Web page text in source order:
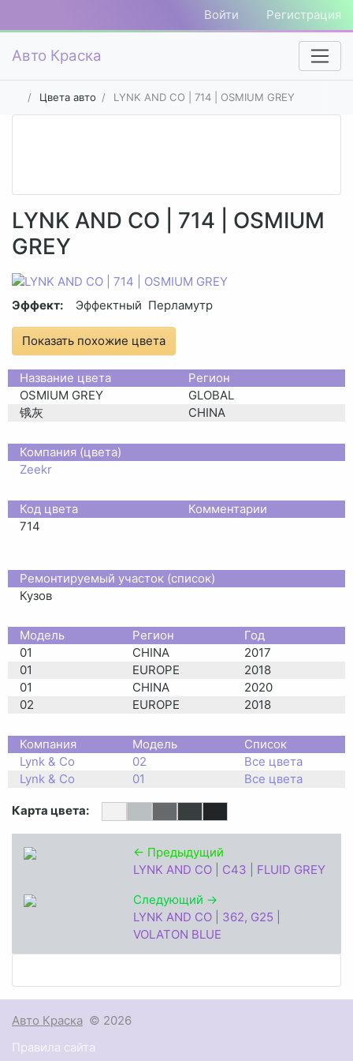
Войти Регистрация
Авто Краска
Цвета авто LYNK AND CO | 714 | OSMIUM GREY
LYNK AND CO | 714 | OSMIUM
GREY
Эффект: Эффектный Перламутр
Показать похожие цвета
Название цвета
Регион
OSMIUM GREY
GLOBAL
锇灰
CHINA
Компания (цвета)
Zeekr
Код цвета
Комментарии
714
Ремонтируемый участок (список)
Кузов
Moдель Регион
Год
01
CHINA
2017
01
EUROPE
2018
01
CHINA
2020
02
EUROPE 2018
Компания Модель
Список
Lynk & Co
02
Все цвета
Lynk & Co
01 Все цвета
Карта цвета:
← Предыдущий
LYNK AND CO | C43 | FLUID GREY
Следующий →
LYNK AND CO | 362, G25 |
VOLATON BLUE
Авто Краска © 2026
Правила сайта